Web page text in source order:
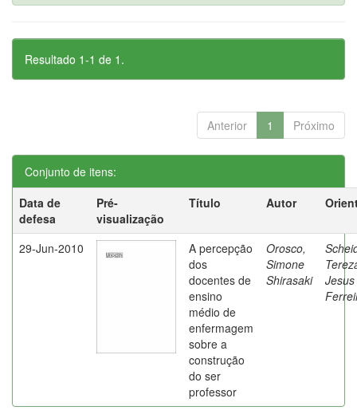
Resultado 1-1 de 1.
Anterior 1 Próximo
Conjunto de itens:
Data de
defesa
Pré-
visualização
Título Autor
29-Jun-2010
A percepção
dos
docentes de
ensino
médio de
enfermagem
sobre a
construção
do ser
professor
Orosco,
Simone
Shirasaki
Jesus